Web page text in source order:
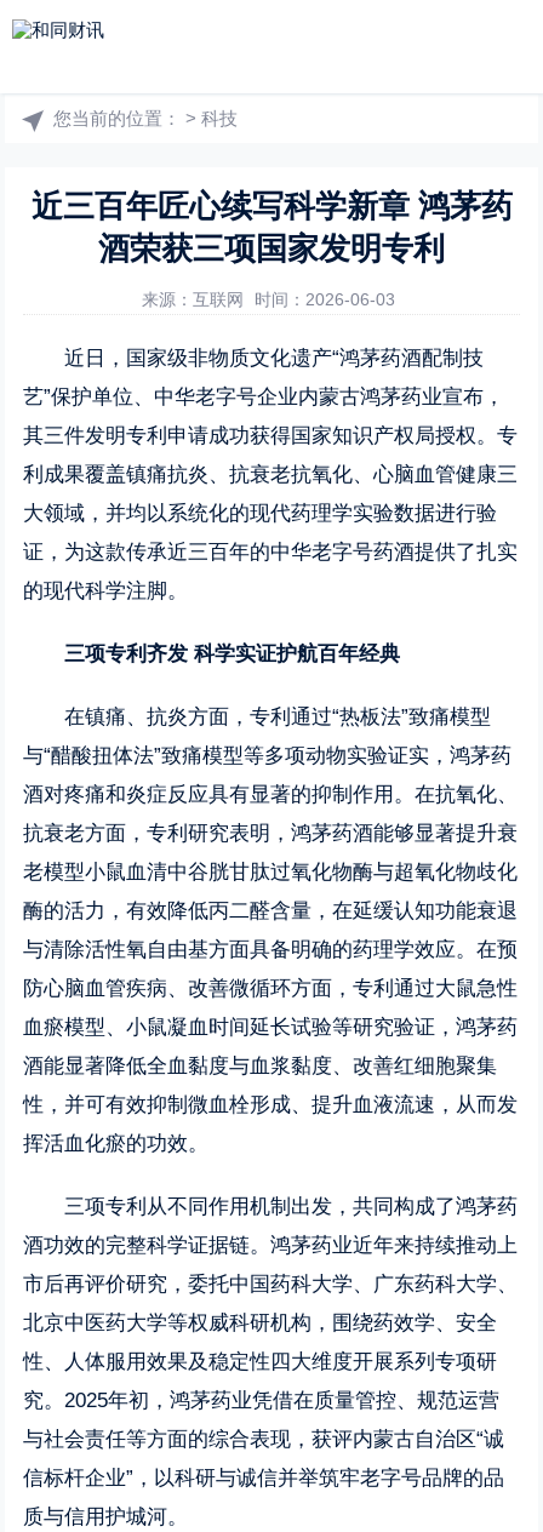
您当前的位置： >科技
近三百年匠心续写科学新章 鸿茅药
酒荣获三项国家发明专利
来源：互联网 时间：2026-06-03
近日，国家级非物质文化遗产“鸿茅药酒配制技
艺”保护单位、中华老字号企业内蒙古鸿茅药业宣布，
其三件发明专利申请成功获得国家知识产权局授权。专
利成果覆盖镇痛抗炎、抗衰老抗氧化、心脑血管健康三
大领域，并均以系统化的现代药理学实验数据进行验
证，为这款传承近三百年的中华老字号药酒提供了扎实
的现代科学注脚。
三项专利齐发 科学实证护航百年经典
在镇痛、抗炎方面，专利通过“热板法”致痛模型
与“醋酸扭体法”致痛模型等多项动物实验证实，鸿茅药
酒对疼痛和炎症反应具有显著的抑制作用。在抗氧化、
抗衰老方面，专利研究表明，鸿茅药酒能够显著提升衰
老模型小鼠血清中谷胱甘肽过氧化物酶与超氧化物歧化
酶的活力，有效降低丙二醛含量，在延缓认知功能衰退
与清除活性氧自由基方面具备明确的药理学效应。在预
防心脑血管疾病、改善微循环方面，专利通过大鼠急性
血瘀模型、小鼠凝血时间延长试验等研究验证，鸿茅药
酒能显著降低全血黏度与血浆黏度、改善红细胞聚集
性，并可有效抑制微血栓形成、提升血液流速，从而发
挥活血化瘀的功效。
三项专利从不同作用机制出发，共同构成了鸿茅药
酒功效的完整科学证据链。鸿茅药业近年来持续推动上
市后再评价研究，委托中国药科大学、广东药科大学、
北京中医药大学等权威科研机构，围绕药效学、安全
性、人体服用效果及稳定性四大维度开展系列专项研
究。2025年初，鸿茅药业凭借在质量管控、规范运营
与社会责任等方面的综合表现，获评内蒙古自治区“诚
信标杆企业”，以科研与诚信并举筑牢老字号品牌的品
质与信用护城河。